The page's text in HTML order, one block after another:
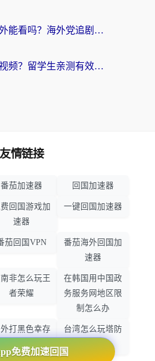
优酷缓存视频国外能看吗？海外党追剧看片的终极解决方案来了
海外怎么看优酷视频？留学生亲测有效的回国加速器选择指南
免费加速回国
友情链接
番茄加速器 回国加速器
回国游戏加
速器
一键回国加速器
茄回国VPN
番茄海外回国加
速器
非怎么玩王
者荣耀
在韩国用中国政
务服务网地区限
制怎么办
打黑色幸存
者怎么不卡了
台湾怎么玩塔防